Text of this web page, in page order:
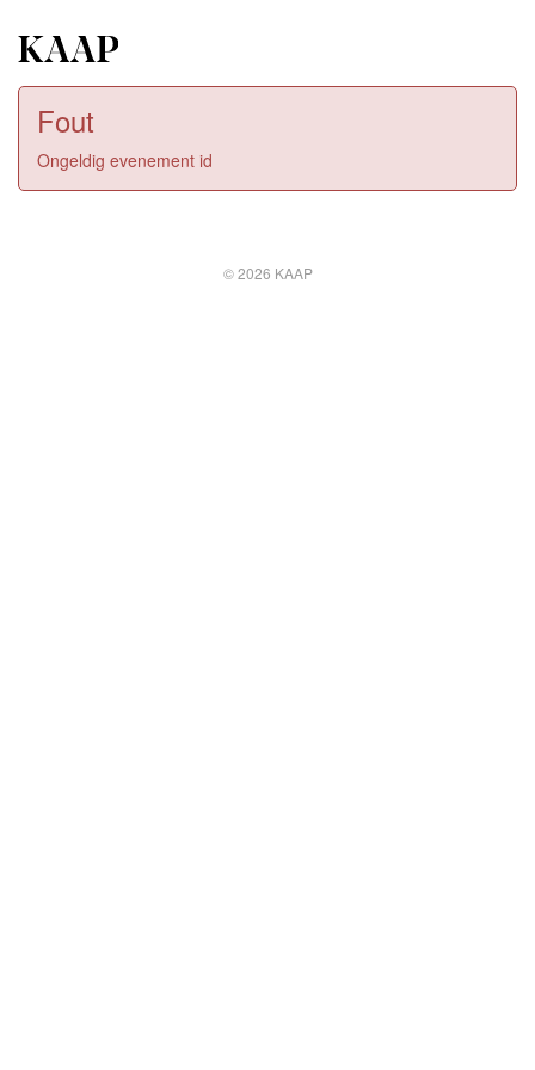
Fout
Ongeldig evenement id
© 2026 KAAP